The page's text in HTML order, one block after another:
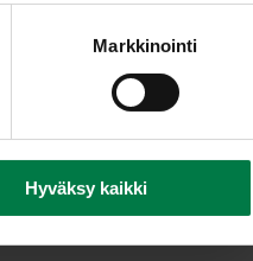
Markkinointi
Hyväksy kaikki